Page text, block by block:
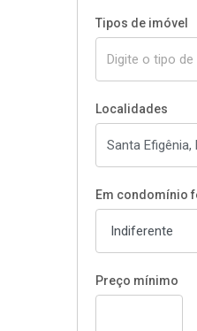
Tipos de imóvel
Localidades
Em condomínio
Preço mínimo